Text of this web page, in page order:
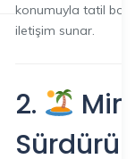
konumuyla tatil
iletişim sunar.
2.